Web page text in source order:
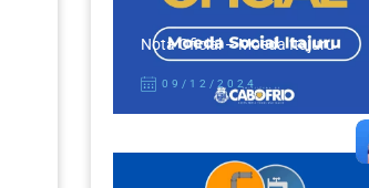
Nota Oficial – Moeda Itajuru
09/12/2024